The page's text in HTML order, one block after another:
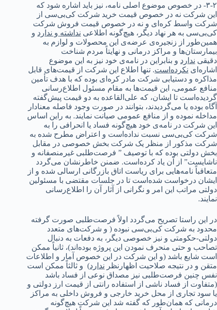
۳-۲- در خصوص موضوع اصلی نامه، نیز باید اشاره شود که
این شرکت نه در خصوص قیمت خرید شرکت کی‌بی‌سی از
شرکت واسط کره‌ای و نه در خصوص قیمت فروش شرکت
کی‌بی‌سی به هر نهاد دیگر، هیچ‌گونه اطلاعی نداشته و ندارد و
همین‌طور از زنجیره‌ی عرضه‌ی این محصولات و لوازم به
بیمارستان‌ها و مراکز درمانی و نهایتاً مردم شناخت
دقیقی ندارد و بنابراین در نامه‌ی خود نیز به این موضوع
اشاره‌ای نکرده‌است. تنها اطلاع این شرکت از قیمت‌های قابل
مذاکره و دستیابی شرکت مادر کره‌ای بوده که با هدف تأمین
منافع عمومی، این قیمت‌ها به مقام مسئول اطلاع‌رسانی
گردیده‌است تا ایشان، که علی‌القاعده به دو قیمت پیش‌گفته
آگاه بوده یا می‌گردیدند، بتوانند در صورت وجود فاصله معنادار
مداخله نموده و از منافع عمومی صیانت نمایند. به راین اساس
این شرکت در نامه‌ی خود هیچ‌گونه فساد یا انحرافی را به
شرکت کی‌بی‌سی نسبت نداده‌است و اعتراض مطرح شده به
شرکت مذکور از منظر یک شرکت بخش خصوصی در مقابل
بخش دولتی بوده که با توصیف ” فرصت‌طلبی غیرمنصفانه و
ناشایست” از آن یاد کرده‌است. ضمنن خاطرنشان می‌گردد
متعاقباً نامه‌هایی برای ریاست اتاق بازرگانی ارسالی شده و از
ایشان درخواست شده‌است تا در جلسات مقتضی با مسئولین
دولتی مراتب این امر و نگرانی از آثار آن را اطلاع‌رسانی
نمایند.
در این راستا تصریح می‌گردد اولاً فرصت‌طلبی صورت گرفته
محدود به شرکت کی‌بی‌سی نبوده (­ و شرکت‌های متعدد
دولتی-حکومتی و نیز خصوصی دیگر، به دفعات به دنبال
تصاحب و حتی منحرف نمودن این پروژه بوده‌اند)، ثانیاً ممکن
است شایع باشد (و این شرکت در این خصوص آمار و اطلاعات
متقن و در نتیجه صلاحیت اظهارنظر ندارد) و ثالثاً ممکن است
نفس چنین فرصت‌طلبی نیز مصداق نوعی از فساد باشد
(متفاوت از فساد ناشی از استفاده رانتی از قیمت ارز دولتی و
یا سود تجاری از محل خرید خارجی و فروش داخلی به مراکز
درمانی که همان‌طور که گفته شد این شرکت هیچ‌گونه